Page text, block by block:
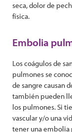
seca, dolor de
física.
Embolia
Los coágulos de
pulmones se
de sangre causan
también pueden
los pulmones. Si
vascular y/o una
tener una embolia